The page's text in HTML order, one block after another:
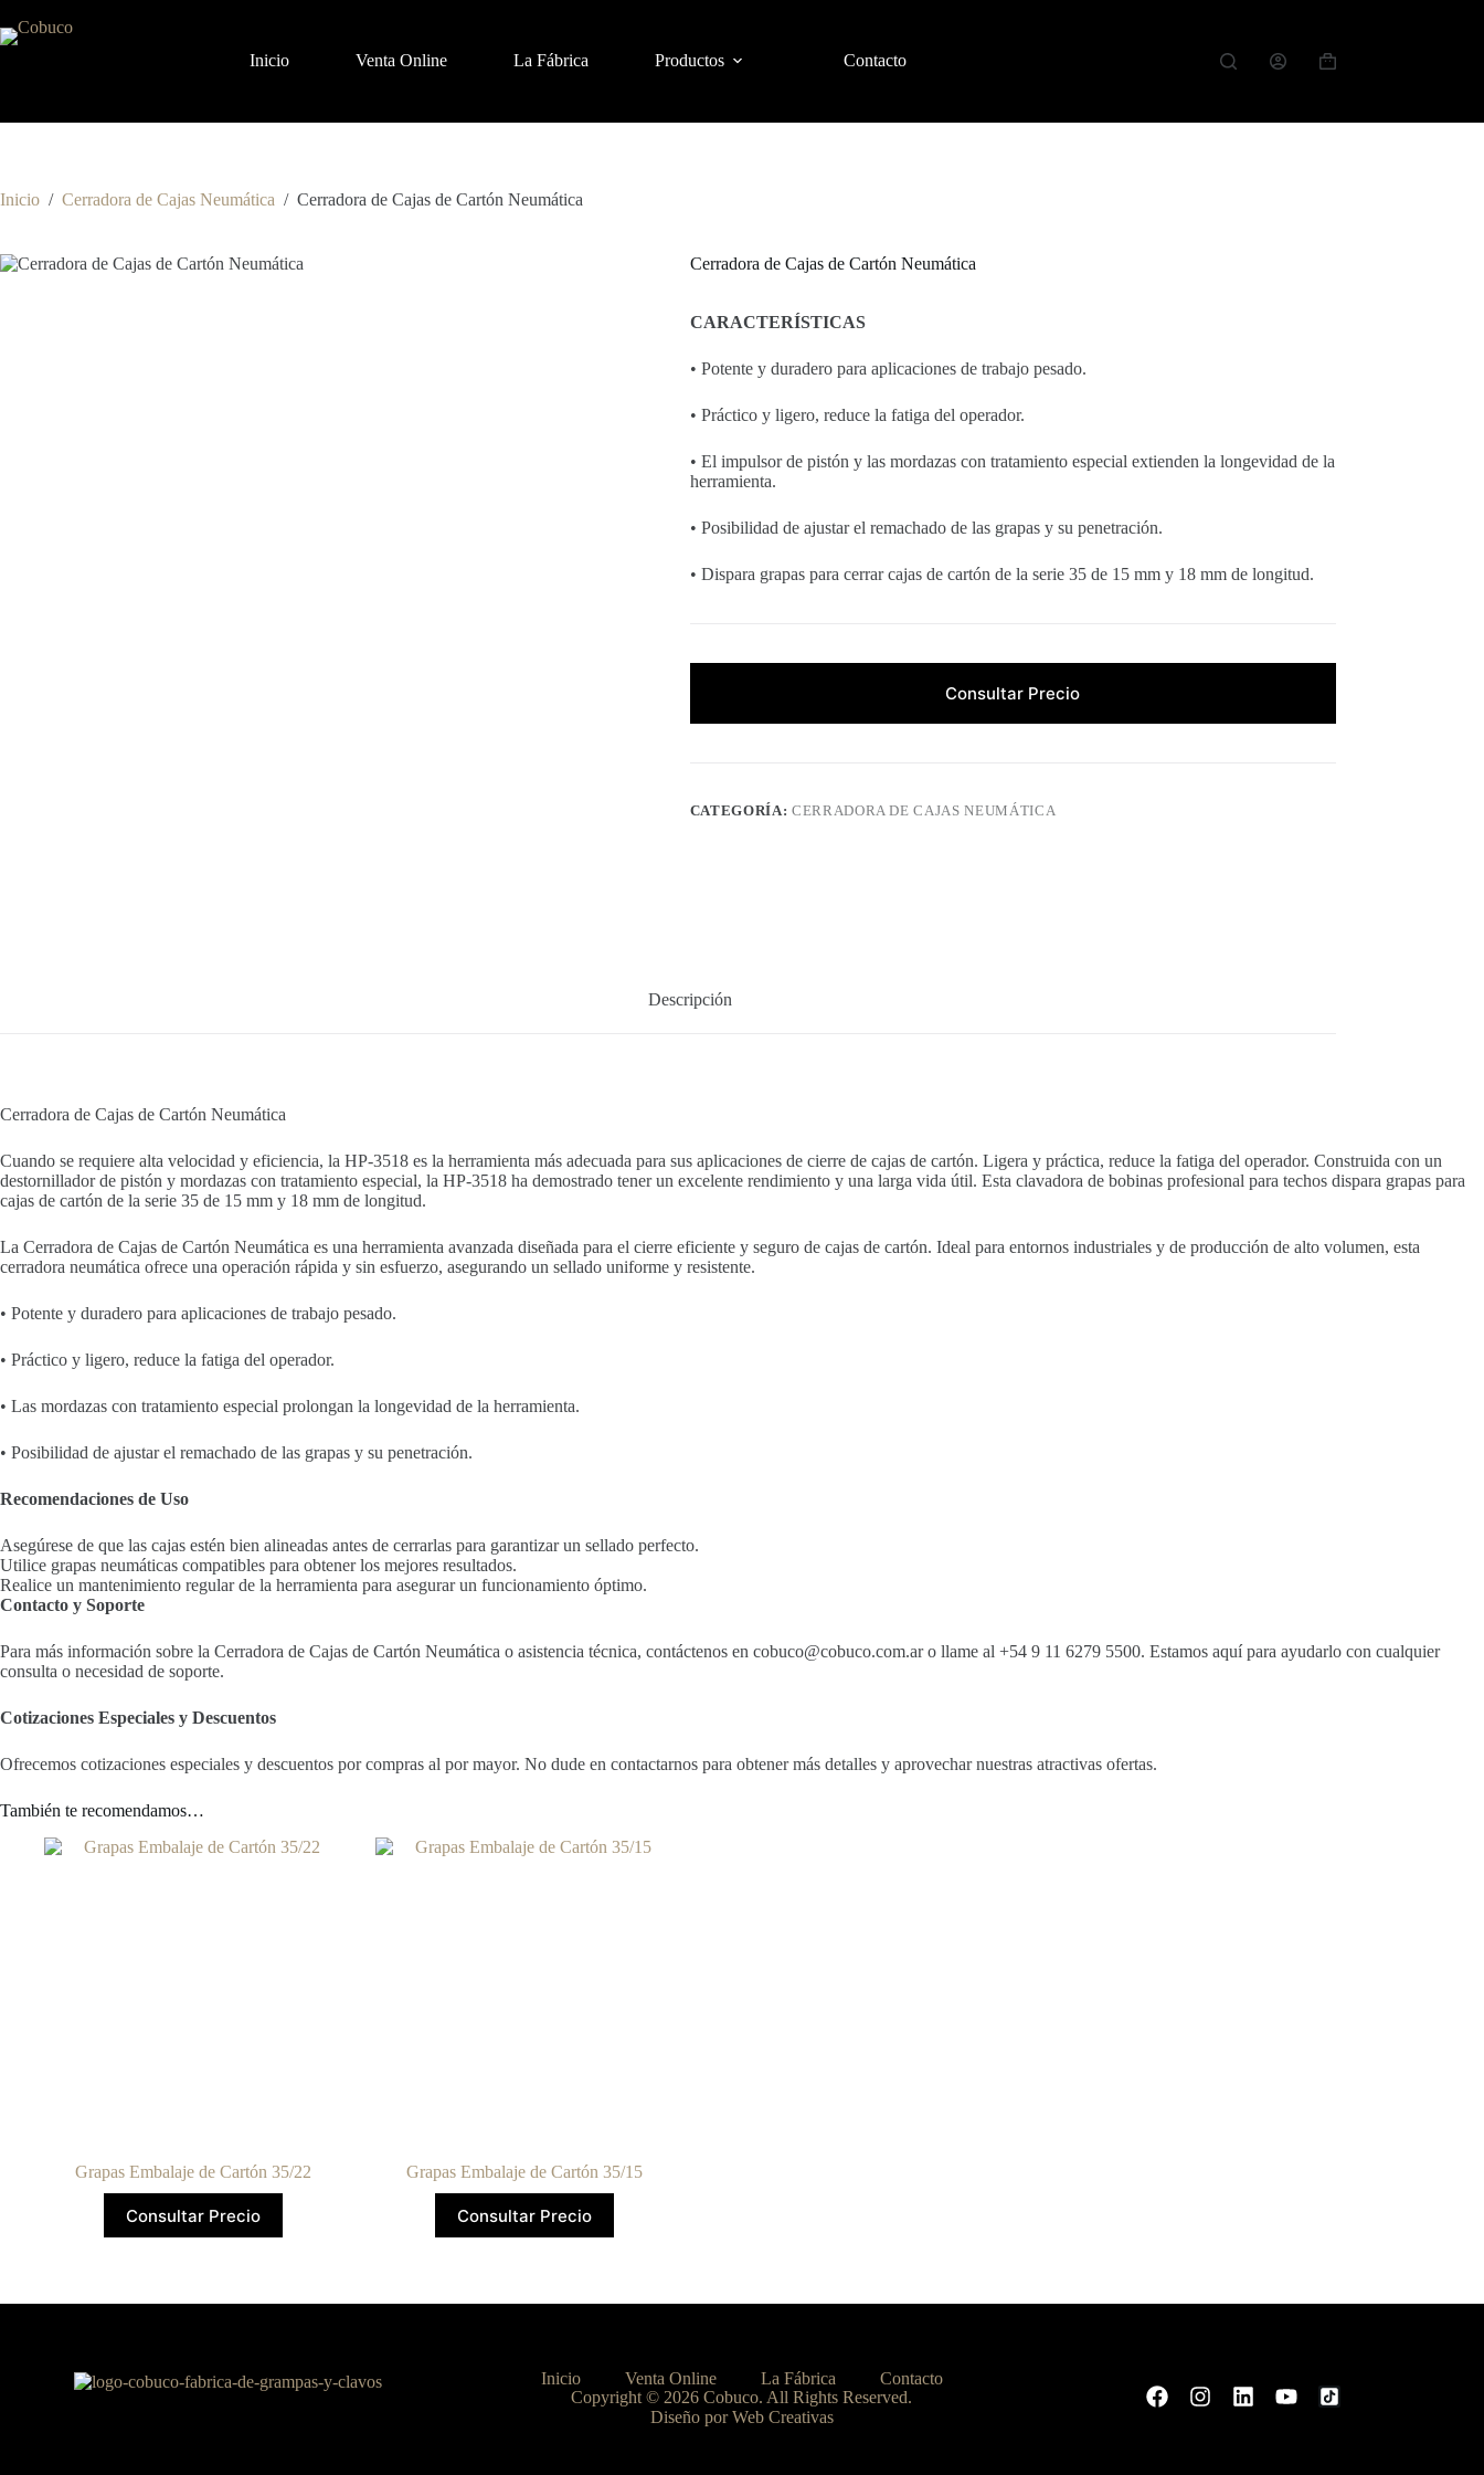
Inicio Venta Online La Fábrica Productos Contacto
Inicio / Cerradora de Cajas Neumática / Cerradora de Cajas de Cartón Neumática
Cerradora de Cajas de Cartón Neumática
CARACTERÍSTICAS
• Potente y duradero para aplicaciones de trabajo pesado.
• Práctico y ligero, reduce la fatiga del operador.
• El impulsor de pistón y las mordazas con tratamiento especial extienden la longevidad de la
herramienta.
• Posibilidad de ajustar el remachado de las grapas y su penetración.
• Dispara grapas para cerrar cajas de cartón de la serie 35 de 15 mm y 18 mm de longitud.
Consultar Precio
CATEGORÍA: CERRADORA DE CAJAS NEUMÁTICA
Descripción
Cerradora de Cajas de Cartón Neumática
Cuando se requiere alta velocidad y eficiencia, la HP-3518 es la herramienta más adecuada para sus aplicaciones de cierre de cajas de cartón. Ligera y práctica, reduce la fatiga del operador. Construida con un
destornillador de pistón y mordazas con tratamiento especial, la HP-3518 ha demostrado tener un excelente rendimiento y una larga vida útil. Esta clavadora de bobinas profesional para techos dispara grapas para
cajas de cartón de la serie 35 de 15 mm y 18 mm de longitud.
La Cerradora de Cajas de Cartón Neumática es una herramienta avanzada diseñada para el cierre eficiente y seguro de cajas de cartón. Ideal para entornos industriales y de producción de alto volumen, esta
cerradora neumática ofrece una operación rápida y sin esfuerzo, asegurando un sellado uniforme y resistente.
• Potente y duradero para aplicaciones de trabajo pesado.
• Práctico y ligero, reduce la fatiga del operador.
• Las mordazas con tratamiento especial prolongan la longevidad de la herramienta.
• Posibilidad de ajustar el remachado de las grapas y su penetración.
Recomendaciones de Uso
Asegúrese de que las cajas estén bien alineadas antes de cerrarlas para garantizar un sellado perfecto.
Utilice grapas neumáticas compatibles para obtener los mejores resultados.
Realice un mantenimiento regular de la herramienta para asegurar un funcionamiento óptimo.
Contacto y Soporte
Para más información sobre la Cerradora de Cajas de Cartón Neumática o asistencia técnica, contáctenos en cobuco@cobuco.com.ar o llame al +54 9 11 6279 5500. Estamos aquí para ayudarlo con cualquier
consulta o necesidad de soporte.
Cotizaciones Especiales y Descuentos
Ofrecemos cotizaciones especiales y descuentos por compras al por mayor. No dude en contactarnos para obtener más detalles y aprovechar nuestras atractivas ofertas.
También te recomendamos…
Grapas Embalaje de Cartón 35/22
Consultar Precio
Grapas Embalaje de Cartón 35/15
Consultar Precio
Inicio Venta Online La Fábrica
Contacto
Copyright © 2026 Cobuco. All Rights Reserved.
Diseño por Web Creativas